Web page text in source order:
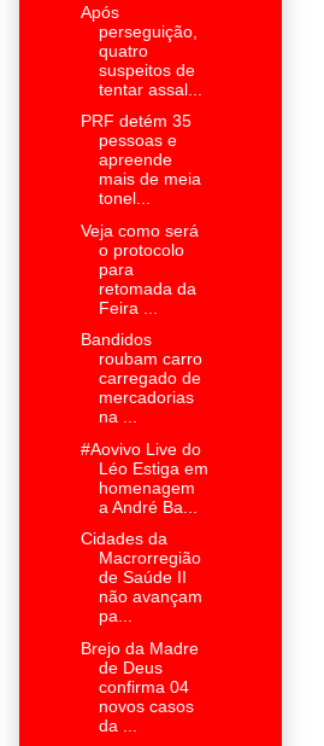
Após
perseguição,
quatro
suspeitos de
tentar assal...
PRF detém 35
pessoas e
apreende
mais de meia
tonel...
Veja como será
o protocolo
para
retomada da
Feira ...
Bandidos
roubam carro
carregado de
mercadorias
na ...
#Aovivo Live do
Léo Estiga em
homenagem
a André Ba...
Cidades da
Macrorregião
de Saúde II
não avançam
pa...
Brejo da Madre
de Deus
confirma 04
novos casos
da ...